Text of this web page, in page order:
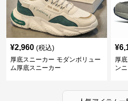
¥2,960 (税込)
厚底スニーカー モダンボリュー
ム厚底スニーカー
¥
厚
ン